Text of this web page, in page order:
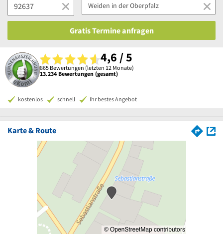
Gratis Termine anfragen
4,6 / 5
865 Bewertungen (letzten 12 Monate)
13.234 Bewertungen (gesamt)
kostenlos schnell Ihr bestes Angebot
Karte & Route